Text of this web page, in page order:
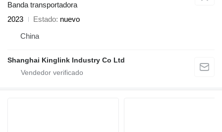
Banda transportadora
2023
Estado nuevo
China
Shanghai Kinglink Industry Co Ltd